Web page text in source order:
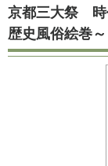
京都三大祭
歴史風俗絵巻～